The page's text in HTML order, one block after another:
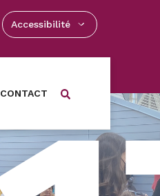
Accessibilité
CONTACT